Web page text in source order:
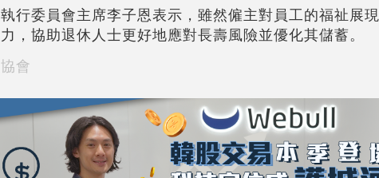
行委員會主席李子恩表示，雖然僱主對員工的福祉展
，協助退休人士更好地應對長壽風險並優化其儲蓄。
會